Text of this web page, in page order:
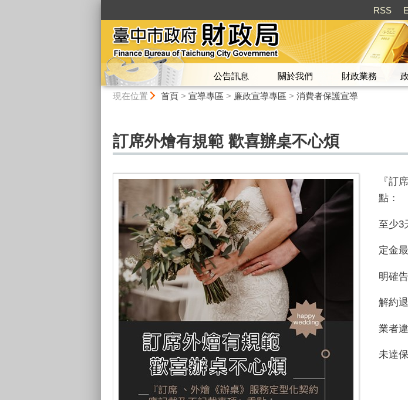
RSS
公告訊息 關於我們 財政業務
現在位置 首頁> 宣導專區 > 廉政宣導專區 > 消費者保護宣導
訂席外燴有規範 歡喜辦桌不心煩
『訂
點：
至少3
定金
明確
解約
業者
未達